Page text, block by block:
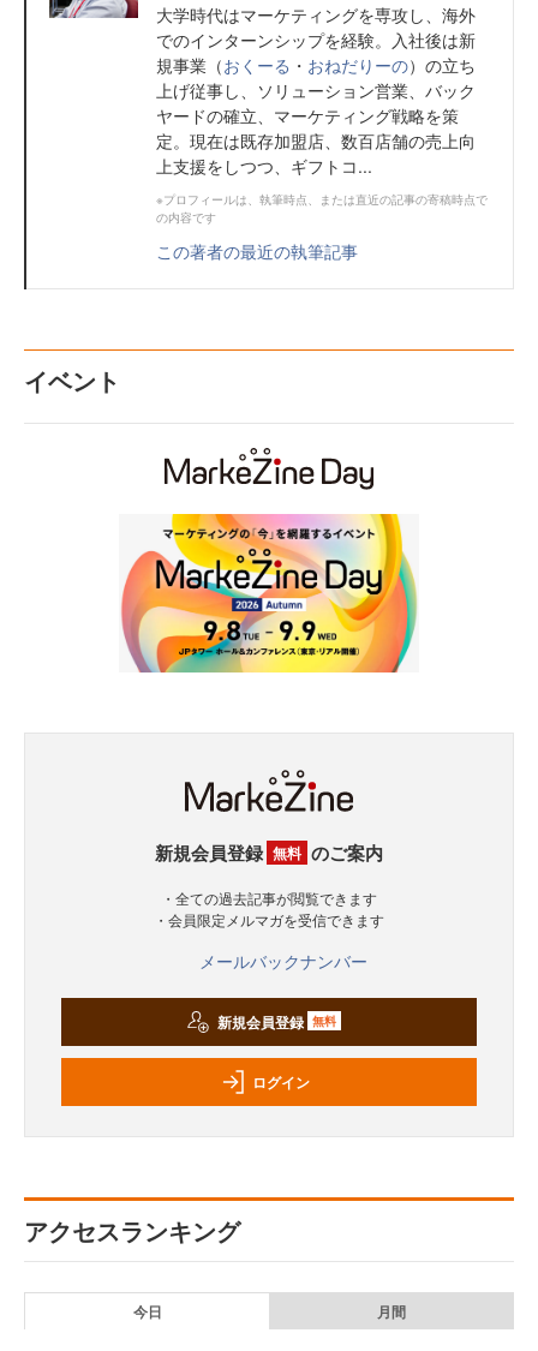
大学時代はマーケティングを専攻し、海外
でのインターンシップを経験。入社後は新
規事業（おくーる ・ おねだりーの）の立ち
上げ従事し、ソリューション営業、バック
ヤードの確立、マーケティング戦略を策
定。現在は既存加盟店、数百店舗の売上向
上支援をしつつ、ギフトコ...
※プロフィールは、執筆時点、または直近の記事の寄稿時点で
の内容です
この著者の最近の執筆記事
イベント
新規会員登録 無料 のご案内
・全ての過去記事が閲覧できます
・会員限定メルマガを受信できます
メールバックナンバー
新規会員登録 無料
ログイン
アクセスランキング
今日 月間